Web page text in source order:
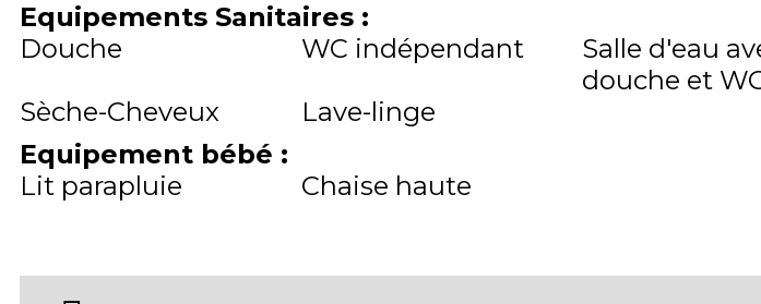
Equipements Sanitaires :
Douche
WC indépendant
Salle d'eau
douche et
Sèche-Cheveux
Lave-linge
Equipement bébé :
Lit parapluie
Chaise haute